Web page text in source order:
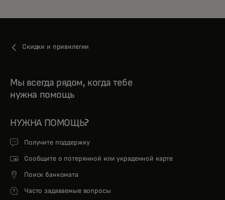
Скидки и привилегии
Мы всегда рядом, когда тебе
нужна помощь
НУЖНА ПОМОЩЬ?
Получите поддержку
Сообщите о потерянной или украденной карте
Поиск банкомата
Часто задаваемые вопросы